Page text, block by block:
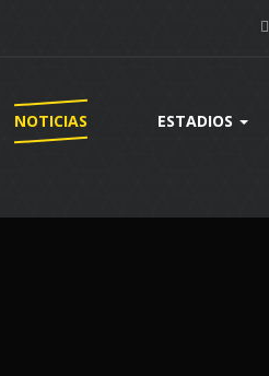
NOTICIAS ESTADIOS